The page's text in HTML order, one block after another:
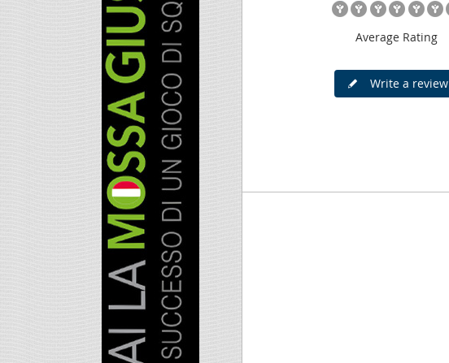
Average Rating
Write a review